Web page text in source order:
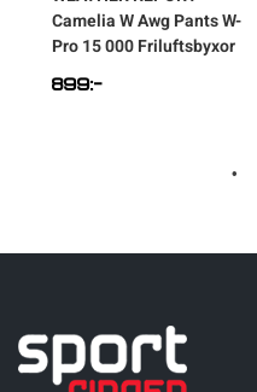
Camelia W Awg Pants W-
Pro 15 000 Friluftsbyxor
899:-